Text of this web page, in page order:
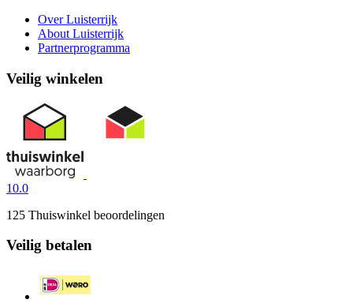
Over Luisterrijk
About Luisterrijk
Partnerprogramma
Veilig winkelen
10.0
125 Thuiswinkel beoordelingen
Veilig betalen